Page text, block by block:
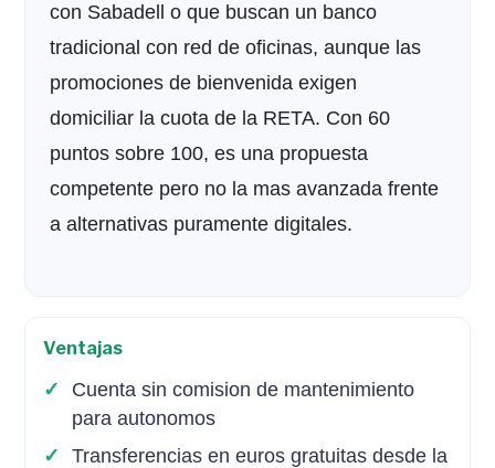
con Sabadell o que buscan un banco
tradicional con red de oficinas, aunque las
promociones de bienvenida exigen
domiciliar la cuota de la RETA. Con 60
puntos sobre 100, es una propuesta
competente pero no la mas avanzada frente
a alternativas puramente digitales.
Ventajas
Cuenta sin comision de mantenimiento
para autonomos
Transferencias en euros gratuitas desde la